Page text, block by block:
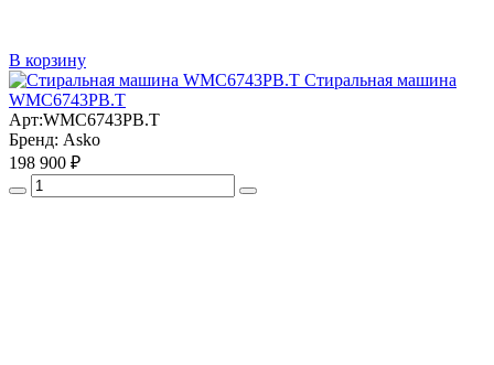
В корзину
Стиральная машина
WMC6743PB.T
Арт:WMC6743PB.T
Бренд: Asko
198 900 ₽